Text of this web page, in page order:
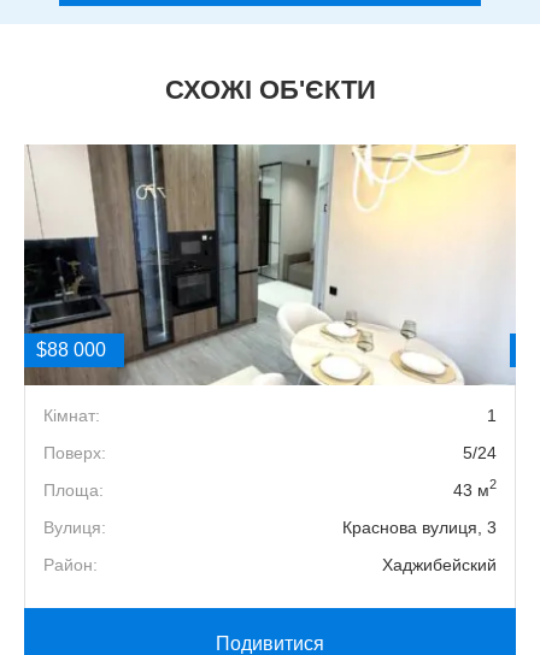
СХОЖІ ОБ'ЄКТИ
$88 000
Кімнат:
1
Поверх:
5/24
Площа:
43 м2
Вулиця:
Краснова вулиця, 3
Район:
Хаджибейский
Подивитися